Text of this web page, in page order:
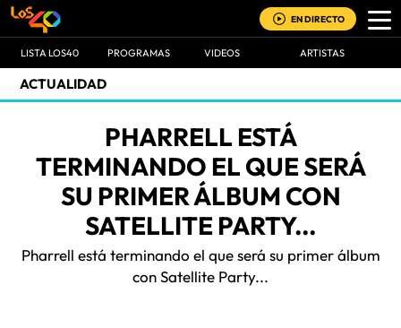
EN DIRECTO
LISTA LOS40 PROGRAMAS VIDEOS ARTISTAS
ACTUALIDAD
PHARRELL ESTÁ
TERMINANDO EL QUE SERÁ
SU PRIMER ÁLBUM CON
SATELLITE PARTY...
Pharrell está terminando el que será su primer álbum
con Satellite Party...